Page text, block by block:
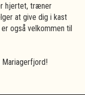
hjertet, træner
at give dig i kast
også velkommen til